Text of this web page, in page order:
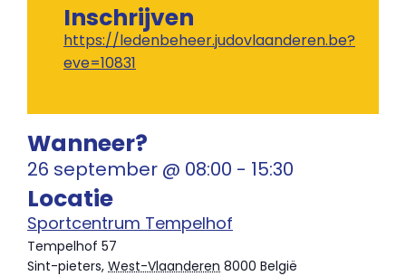
Inschrijven
https://ledenbeheer.judovlaanderen.be?
eve=10831
Wanneer?
26 september @ 08:00 - 15:30
Locatie
Sportcentrum Tempelhof
Tempelhof 57
Sint-pieters, West-Vlaanderen 8000 België